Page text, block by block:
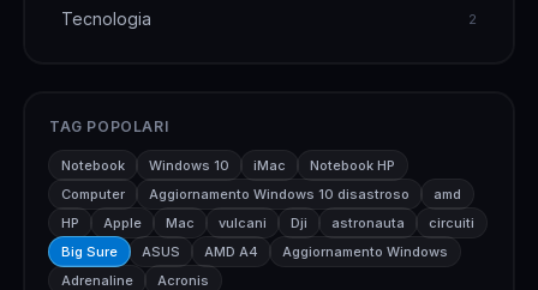
Tecnologia 2
TAG POPOLARI
Notebook Windows 10 iMac
Notebook HP
Computer
Aggiornamento Windows 10 disastroso
amd
HP
Apple Mac vulcani Dji astronauta
circuiti
Big Sure
ASUS AMD A4
Aggiornamento Windows
Adrenaline
Acronis